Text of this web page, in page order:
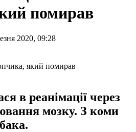
помирав
2020, 09:28
в реанімації через
мозку. З коми